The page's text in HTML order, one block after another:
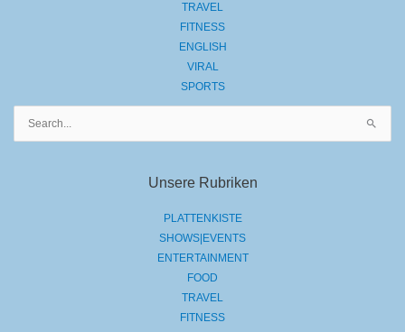
TRAVEL
FITNESS
ENGLISH
VIRAL
SPORTS
Unsere Rubriken
PLATTENKISTE
SHOWS|EVENTS
ENTERTAINMENT
FOOD
TRAVEL
FITNESS